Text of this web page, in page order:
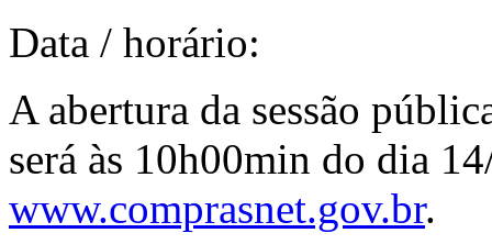
Data / horário:
A abertura da sessão
será às 10h00min do dia
www.comprasnet.gov.br.